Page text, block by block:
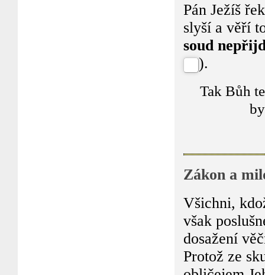
Pán Ježíš
slyší a věří
soud
).
Tak Bůh
Zákon a
Všichni,
však
dosažení
Protož ze